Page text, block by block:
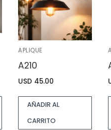
APLIQUE
A210
USD 45.00
AÑADIR AL
CARRITO